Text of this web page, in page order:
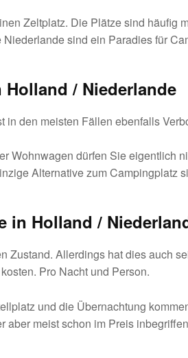
Zeltplatz. Die Plätze sind häufig
sind ein Paradies für
/ Niederlande
in den meisten Fällen ebenfalls
Wohnwagen dürfen Sie eigentlich
Alternative zum Campingplatz
in Holland /
Zustand. Allerdings hat dies auch
Pro Nacht und Person.
und die Übernachtung
aber meist schon im Preis